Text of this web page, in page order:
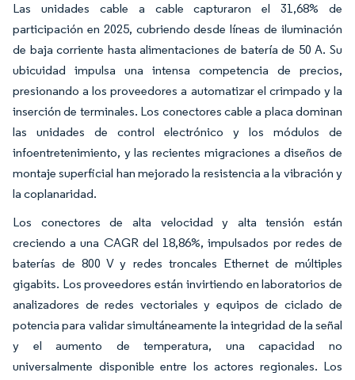
Las unidades cable a cable capturaron el 31,68% de
participación en 2025, cubriendo desde líneas de iluminación
de baja corriente hasta alimentaciones de batería de 50 A. Su
ubicuidad impulsa una intensa competencia de precios,
presionando a los proveedores a automatizar el crimpado y la
inserción de terminales. Los conectores cable a placa dominan
las unidades de control electrónico y los módulos de
infoentretenimiento, y las recientes migraciones a diseños de
montaje superficial han mejorado la resistencia a la vibración y
la coplanaridad.
Los conectores de alta velocidad y alta tensión están
creciendo a una CAGR del 18,86%, impulsados por redes de
baterías de 800 V y redes troncales Ethernet de múltiples
gigabits. Los proveedores están invirtiendo en laboratorios de
analizadores de redes vectoriales y equipos de ciclado de
potencia para validar simultáneamente la integridad de la señal
y el aumento de temperatura, una capacidad no
universalmente disponible entre los actores regionales. Los